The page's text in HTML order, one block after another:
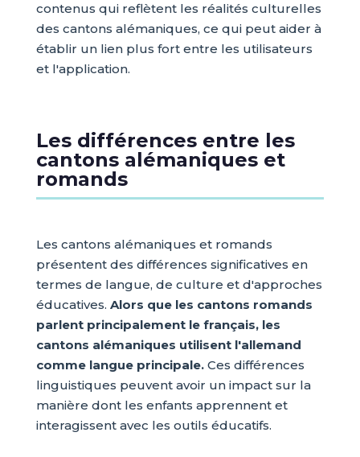
contenus qui reflètent les réalités culturelles
des cantons alémaniques, ce qui peut aider à
établir un lien plus fort entre les utilisateurs
et l'application.
Les différences entre les
cantons alémaniques et
romands
Les cantons alémaniques et romands
présentent des différences significatives en
termes de langue, de culture et d'approches
éducatives. Alors que les cantons romands
parlent principalement le français, les
cantons alémaniques utilisent l'allemand
comme langue principale.Ces différences
linguistiques peuvent avoir un impact sur la
manière dont les enfants apprennent et
interagissent avec les outils éducatifs.